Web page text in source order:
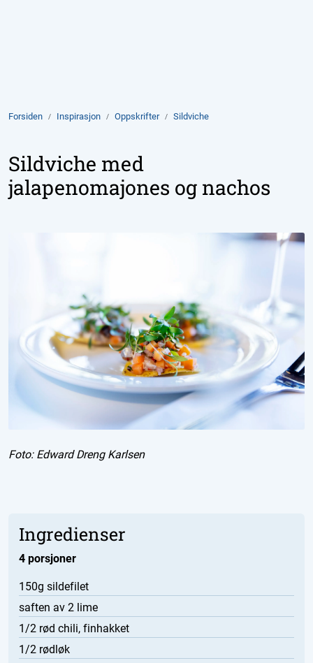
Forsiden Inspirasjon Oppskrifter Sildviche
Sildviche med
jalapenomajones og nachos
Foto: Edward Dreng Karlsen
Ingredienser
4 porsjoner
150g sildefilet
saften av 2 lime
1/2 rød chili, finhakket
1/2 rødløk
Kontakt oss